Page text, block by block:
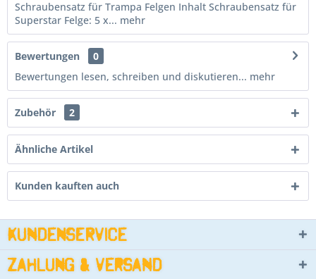
Schraubensatz für Trampa Felgen Inhalt Schraubensatz für
Superstar Felge: 5 x... mehr
Bewertungen
0
Bewertungen lesen, schreiben und diskutieren... mehr
Zubehör 2
Ähnliche Artikel
Kunden kauften auch
Kundenservice
Zahlung & Versand